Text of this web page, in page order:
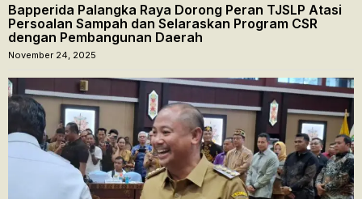
Bapperida Palangka Raya Dorong Peran TJSLP Atasi
Persoalan Sampah dan Selaraskan Program CSR
dengan Pembangunan Daerah
November 24, 2025